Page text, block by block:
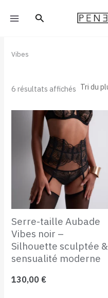
Rechercher
Vibes
6 résultats affichés
du
plus
récent
Serre-taille Aubade
Vibes noir –
Silhouette sculptée &
sensualité moderne
130,00 €